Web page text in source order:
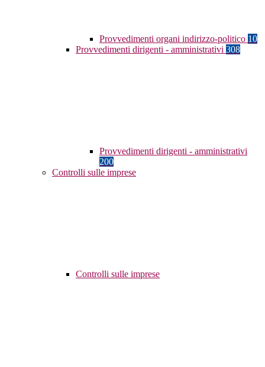
Provvedimenti organi indirizzo-politico 10
Provvedimenti dirigenti - amministrativi 308
Provvedimenti dirigenti - amministrativi
200
Controlli sulle imprese
Controlli sulle imprese